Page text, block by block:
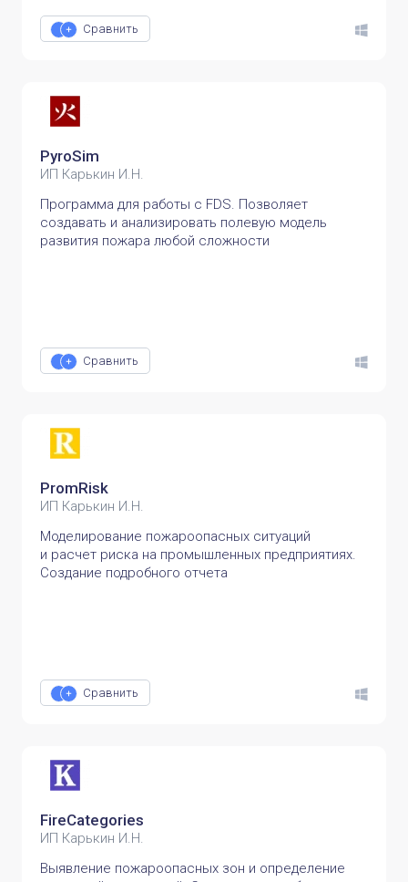
Сравнить
PyroSim
ИП Карькин И.Н.
Программа для работы с FDS. Позволяет
создавать и анализировать полевую модель
развития пожара любой сложности
Сравнить
PromRisk
ИП Карькин И.Н.
Моделирование пожароопасных ситуаций
и расчет риска на промышленных предприятиях.
Создание подробного отчета
Сравнить
FireCategories
ИП Карькин И.Н.
Выявление пожароопасных зон и определение